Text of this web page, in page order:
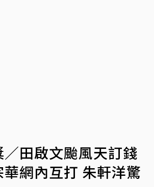
田啟文颱風天訂錢
網內互打 朱軒洋驚